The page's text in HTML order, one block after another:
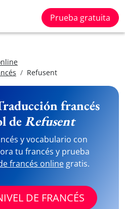
Prueba gratuita
Refusent
francés
deRefusent
y vocabulario con
tu francés y prueba
francés onlinegratis.
DE FRANCÉS